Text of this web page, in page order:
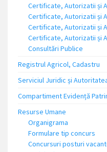
Certificate, Autorizatii și
Certificate, Autorizatii și
Certificate, Autorizatii și
Certificate, Autorizatii și
Consultări Publice
Registrul Agricol, Cadastru
Serviciul Juridic și
Compartiment Evidență
Resurse Umane
Organigrama
Formulare tip concurs
Concursuri posturi